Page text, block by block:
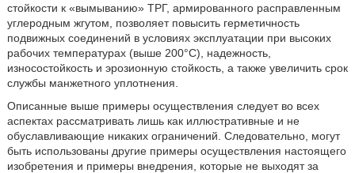
стойкости к «вымыванию» ТРГ, армированного расправленным
углеродным жгутом, позволяет повысить герметичность
подвижных соединений в условиях эксплуатации при высоких
рабочих температурах (выше 200°C), надежность,
износостойкость и эрозионную стойкость, а также увеличить срок
службы манжетного уплотнения.
Описанные выше примеры осуществления следует во всех
аспектах рассматривать лишь как иллюстративные и не
обуславливающие никаких ограничений. Следовательно, могут
быть использованы другие примеры осуществления настоящего
изобретения и примеры внедрения, которые не выходят за